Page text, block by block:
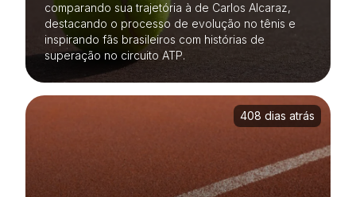
comparando sua trajetória à de Carlos Alcaraz,
destacando o processo de evolução no tênis e
inspirando fãs brasileiros com histórias de
superação no circuito ATP.
408 dias atrás